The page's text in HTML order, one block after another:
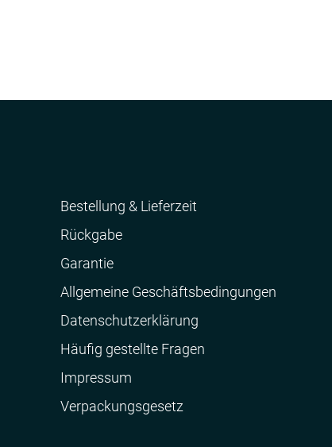
Bestellung & Lieferzeit
Rückgabe
Garantie
Allgemeine Geschäftsbedingungen
Datenschutzerklärung
Häufig gestellte Fragen
Impressum
Verpackungsgesetz